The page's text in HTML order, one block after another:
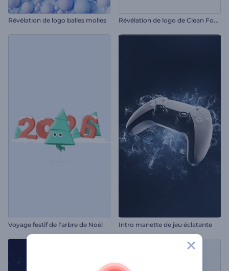
Révélation de logo balles molles R
évélation de logo de Clean Forming
Voyage festif de l'arbre de Noël Intro manette de jeu éclatante